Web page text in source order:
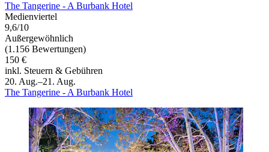
The Tangerine - A Burbank Hotel
Medienviertel
9,6/10
Außergewöhnlich
(1.156 Bewertungen)
150 €
inkl. Steuern & Gebühren
20. Aug.–21. Aug.
The Tangerine - A Burbank Hotel